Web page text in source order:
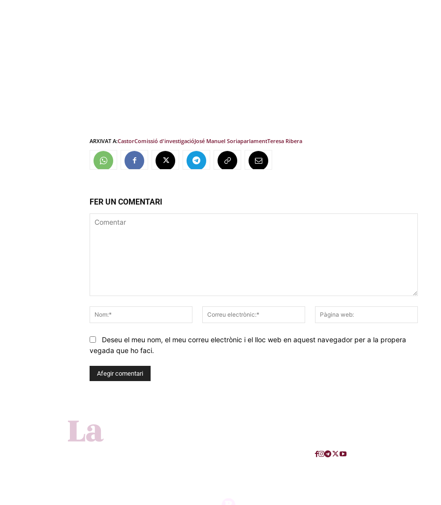
ARXIVAT A:CastorComissió d'investigacióJosé Manuel SoriaparlamentTeresa Ribera
FER UN COMENTARI
Nom:*
Correu
electrònic:*
web:
Deseu el meu nom, el meu correu electrònic i el lloc web en aquest navegador per a la propera
vegada que ho faci.